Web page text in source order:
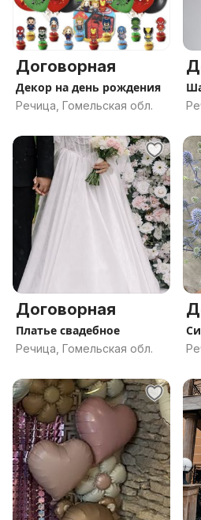
Договорная
Декор на день рождения
Речица, Гомельская обл.
Договорная
Платье свадебное
Речица, Гомельская обл.